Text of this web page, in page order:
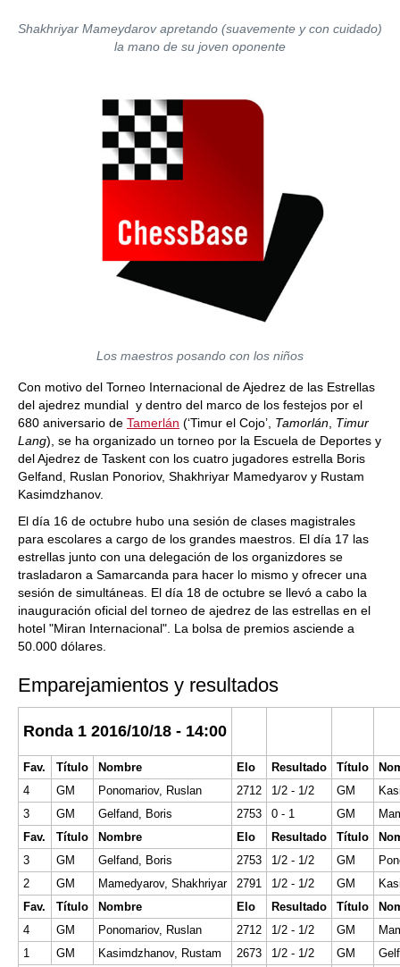
Shakhriyar Mameydarov apretando (suavemente y con cuidado)
la mano de su joven oponente
Los maestros posando con los niños
Con motivo del Torneo Internacional de Ajedrez de las Estrellas
del ajedrez mundial y dentro del marco de los festejos por el
680 aniversario de Tamerlán (‘Timur el Cojo’, Tamorlán Timur
Lang), se ha organizado un torneo por la Escuela de Deportes y
del Ajedrez de Taskent con los cuatro jugadores estrella Boris
Gelfand, Ruslan Ponoriov, Shakhriyar Mamedyarov y Rustam
Kasimdzhanov.
El día 16 de octubre hubo una sesión de clases magistrales
para escolares a cargo de los grandes maestros. El día 17 las
estrellas junto con una delegación de los organizdores se
trasladaron a Samarcanda para hacer lo mismo y ofrecer una
sesión de simultáneas. El día 18 de octubre se llevó a cabo la
inauguración oficial del torneo de ajedrez de las estrellas en el
hotel "Miran Internacional". La bolsa de premios asciende a
50.000 dólares.
Emparejamientos y resultados
Ronda 1 2016/10/18 - 14:00
Fav. Título Nombre Elo Resultado Título
4
GM Ponomariov, Ruslan 2712 1/2 - 1/2 GM
3
GM Gelfand, Boris 2753 0 - 1 GM
Fav.
Título Nombre Elo Resultado Título
3
GM Gelfand, Boris 2753 1/2 - 1/2 GM
2
GM Mamedyarov, Shakhriyar 2791 1/2 - 1/2 GM
Fav.
Título Nombre Elo Resultado Título
4
GM Ponomariov, Ruslan 2712 1/2 - 1/2 GM
1
GM Kasimdzhanov, Rustam 2673 1/2 - 1/2 GM